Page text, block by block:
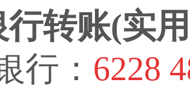
行转账(实
行： 6228